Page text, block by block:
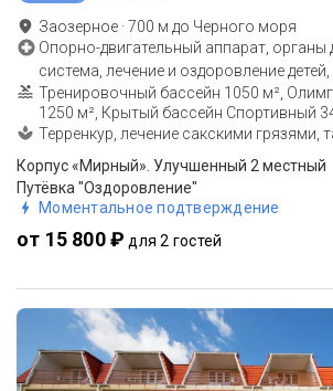
Заозерное ·700 м до Черного моря
Опорно-двигательный аппарат, органы
система, лечение и оздоровление детей,
Тренировочный бассейн 1050 м²,
1250 м², Крытый бассейн Спортивный
Терренкур, лечение сакскими грязями,
Корпус «Мирный». Улучшенный 2 местный
Путёвка "Оздоровление"
Моментальное подтверждение
от 15 800 ₽ для 2 гостей